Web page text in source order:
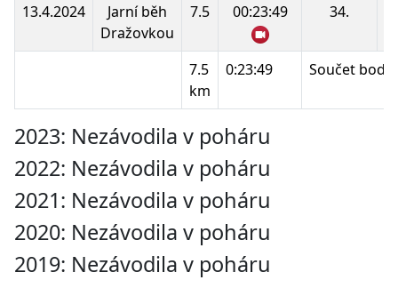
13.4.2024
Jarní běh
Dražovkou
7.5 00:23:49 34.
7.5
km
0:23:49 Součet bodů:
2023: Nezávodila v poháru
2022: Nezávodila v poháru
2021: Nezávodila v poháru
2020: Nezávodila v poháru
2019: Nezávodila v poháru